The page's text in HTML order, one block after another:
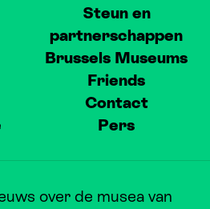
Steun en
partnerschappen
Brussels Museums
Friends
Contact
Pers
over de musea van